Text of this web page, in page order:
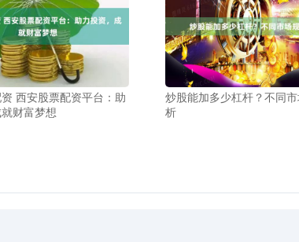
西安股票配资平台：助
财富梦想
炒股能加多少杠杆？不同
析